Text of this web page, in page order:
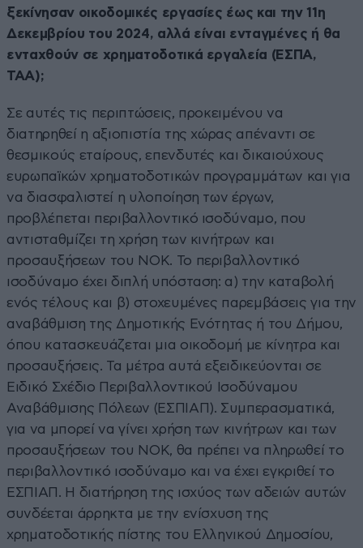
ξεκίνησαν οικοδομικές εργασίες έως και την 11η
Δεκεμβρίου του 2024, αλλά είναι ενταγμένες ή θα
ενταχθούν σε χρηματοδοτικά εργαλεία (ΕΣΠΑ,
ΤΑΑ);
Σε αυτές τις περιπτώσεις, προκειμένου να
διατηρηθεί η αξιοπιστία της χώρας απέναντι σε
θεσμικούς εταίρους, επενδυτές και δικαιούχους
ευρωπαϊκών χρηματοδοτικών προγραμμάτων και για
να διασφαλιστεί η υλοποίηση των έργων,
προβλέπεται περιβαλλοντικό ισοδύναμο, που
αντισταθμίζει τη χρήση των κινήτρων και
προσαυξήσεων του ΝΟΚ. Το περιβαλλοντικό
ισοδύναμο έχει διπλή υπόσταση: α) την καταβολή
ενός τέλους και β) στοχευμένες παρεμβάσεις για την
αναβάθμιση της Δημοτικής Ενότητας ή του Δήμου,
όπου κατασκευάζεται μια οικοδομή με κίνητρα και
προσαυξήσεις. Τα μέτρα αυτά εξειδικεύονται σε
Ειδικό Σχέδιο Περιβαλλοντικού Ισοδύναμου
Αναβάθμισης Πόλεων (ΕΣΠΙΑΠ). Συμπερασματικά,
για να μπορεί να γίνει χρήση των κινήτρων και των
προσαυξήσεων του ΝΟΚ, θα πρέπει να πληρωθεί το
περιβαλλοντικό ισοδύναμο και να έχει εγκριθεί το
ΕΣΠΙΑΠ. Η διατήρηση της ισχύος των αδειών αυτών
συνδέεται άρρηκτα με την ενίσχυση της
χρηματοδοτικής πίστης του Ελληνικού Δημοσίου,